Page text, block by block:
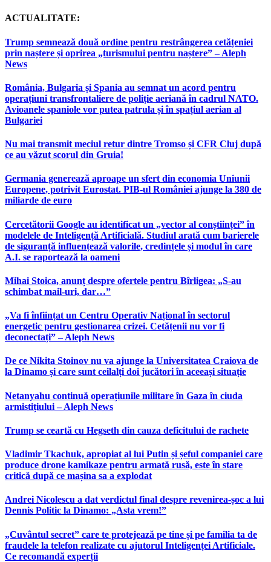
ACTUALITATE:
Trump semnează două ordine pentru restrângerea cetățeniei
prin naștere și oprirea „turismului pentru naștere” – Aleph
News
România, Bulgaria și Spania au semnat un acord pentru
operațiuni transfrontaliere de poliție aeriană în cadrul NATO.
Avioanele spaniole vor putea patrula și în spațiul aerian al
Bulgariei
Nu mai transmit meciul retur dintre Tromso și CFR Cluj după
ce au văzut scorul din Gruia!
Germania generează aproape un sfert din economia Uniunii
Europene, potrivit Eurostat. PIB-ul României ajunge la 380 de
miliarde de euro
Cercetătorii Google au identificat un „vector al conștiinței” în
modelele de Inteligență Artificială. Studiul arată cum barierele
de siguranță influențează valorile, credințele și modul în care
A.I. se raportează la oameni
Mihai Stoica, anunț despre ofertele pentru Bîrligea: „S-au
schimbat mail-uri, dar…”
„Va fi înființat un Centru Operativ Național în sectorul
energetic pentru gestionarea crizei. Cetățenii nu vor fi
deconectați” – Aleph News
De ce Nikita Stoinov nu va ajunge la Universitatea Craiova de
la Dinamo și care sunt ceilalți doi jucători în aceeași situație
Netanyahu continuă operațiunile militare în Gaza în ciuda
armistițiului – Aleph News
Trump se ceartă cu Hegseth din cauza deficitului de rachete
Vladimir Tkachuk, apropiat al lui Putin și șeful companiei care
produce drone kamikaze pentru armată rusă, este în stare
critică după ce mașina sa a explodat
Andrei Nicolescu a dat verdictul final despre revenirea-șoc a lui
Dennis Politic la Dinamo: „Asta vrem!”
„Cuvântul secret” care te protejează pe tine și pe familia ta de
fraudele la telefon realizate cu ajutorul Inteligenței Artificiale.
Ce recomandă experții